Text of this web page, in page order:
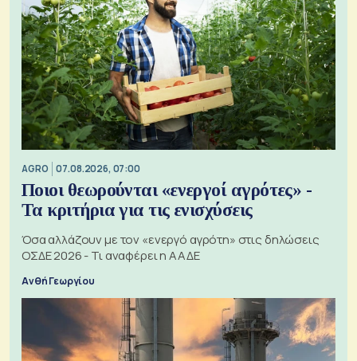
AGRO 07.08.2026, 07:00
Ποιοι θεωρούνται «ενεργοί αγρότες» -
Τα κριτήρια για τις ενισχύσεις
Όσα αλλάζουν με τον «ενεργό αγρότη» στις δηλώσεις
ΟΣΔΕ 2026 - Τι αναφέρει η ΑΑΔΕ
Ανθή Γεωργίου